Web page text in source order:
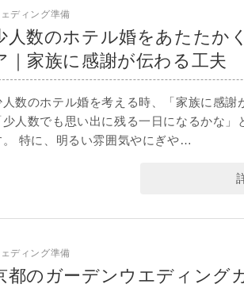
ディング準備
人数のホテル婚をあたたか
｜家族に感謝が伝わる工夫
人数のホテル婚を考える時、「家族に感謝
少人数でも思い出に残る一日になるかな」
。 特に、明るい雰囲気やにぎや…
ディング準備
都のガーデンウエディング